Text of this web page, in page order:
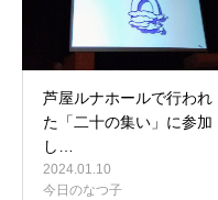
芦屋ルナホールで行われ
た「二十の集い」に参加
し…
2024.01.10
今日のなつ子